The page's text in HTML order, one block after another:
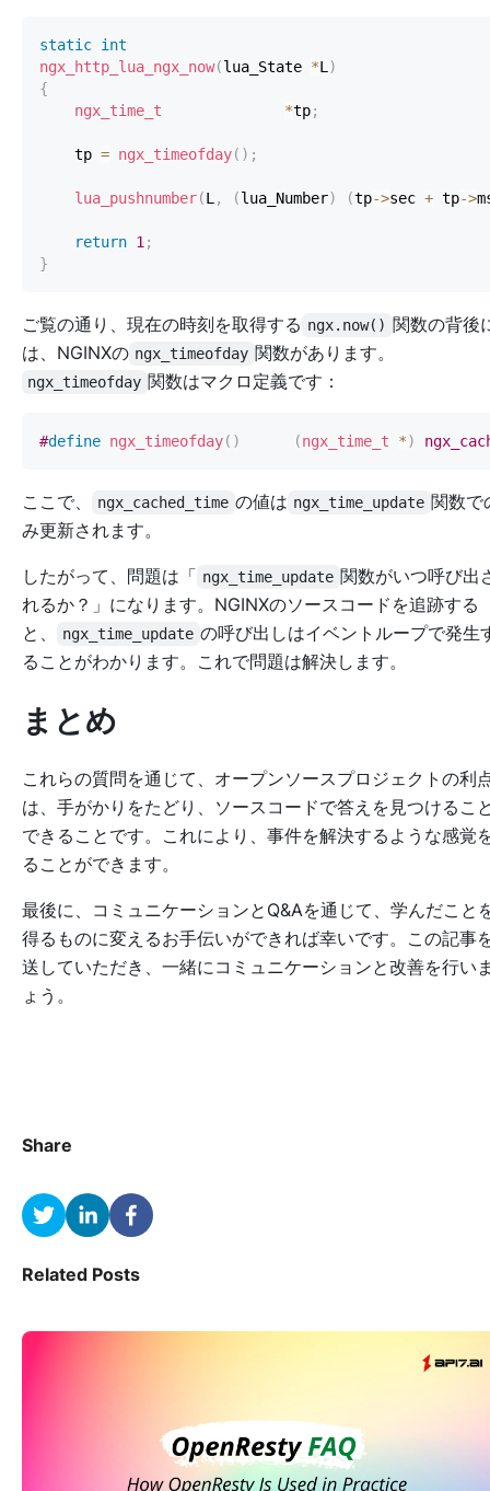
static int
ngx_http_lua_ngx_now(lua_State *L )
{
ngx_time_t
*tp;
    tp
= ngx_timeofday( ) ;
lua_pushnumber(L , (lua_Number) (tp->sec + tp->
return 1 ;
}
ご覧の通り、現在の時刻を取得する ngx.now() 関数の背後
は、NGINXの ngx_timeofday 関数があります。
ngx_timeofday 関数はマクロ定義です：
#define ngx_timeofday( ) (ngx_time_t *)
ここで、 ngx_cached_time の値は ngx_time_update 関数で
み更新されます。
したがって、問題は「 ngx_time_update 関数がいつ呼び出
れるか？」になります。NGINXのソースコードを追跡する
と、
ngx_time_update の呼び出しはイベントループで発生
ることがわかります。これで問題は解決します。
まとめ
これらの質問を通じて、オープンソースプロジェクトの利
は、手がかりをたどり、ソースコードで答えを見つけるこ
できることです。これにより、事件を解決するような感覚
ることができます。
最後に、コミュニケーションとQ&Aを通じて、学んだこと
得るものに変えるお手伝いができれば幸いです。この記事
送していただき、一緒にコミュニケーションと改善を行い
ょう。
Share
Related Posts